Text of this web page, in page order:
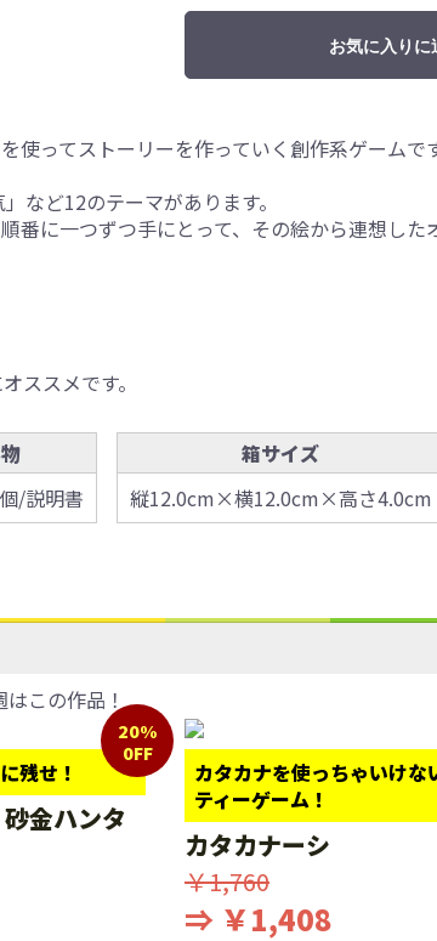
お気に入りに
使ってストーリーを作っていく創作系ゲームです
など12のテーマがあります。
番に一つずつ手にとって、その絵から連想し
ススメです。
/説明書
箱サイズ
縦12.0cm×横12.0cm×高さ4.0cm
この作品！
残せ！
20%
0FF
金ハンタ
カタカナを使っちゃいけな
ティーゲーム！
カタカナーシ
￥1,760
⇒ ￥1,408